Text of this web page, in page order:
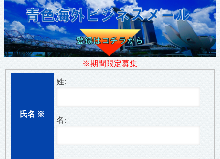
※期間限定募集
氏名 ※
姓:
名: